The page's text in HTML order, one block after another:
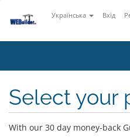
Українська Вхід
Select your
With our 30 day money-back